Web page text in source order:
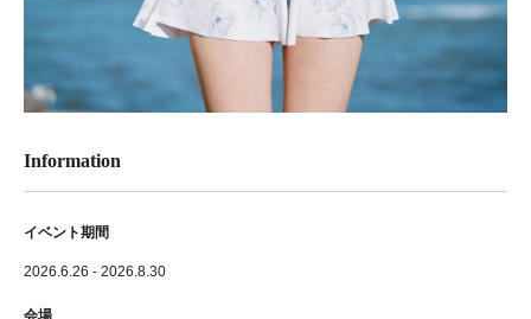
Information
イベント期間
2026.6.26 - 2026.8.30
会場